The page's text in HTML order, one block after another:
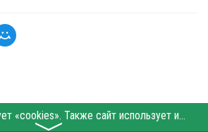
Этот сайт использует «cookies». Также сайт использует интернет-сервис для сбора технических данных касательно посетителей с целью получения маркетинговой и статистической информации. Условия обработки данных посетителей сайта см.
〉